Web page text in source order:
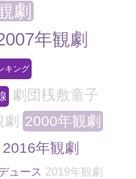
劇
年観劇
キング
劇団桟敷童子
2000年観劇
2016年観劇
ュース 2019年観劇